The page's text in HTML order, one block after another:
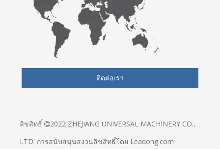
ติดต่อเรา
ลิขสิทธิ์ 2022 ZHEJIANG UNIVERSAL MACHINERY CO.,
LTD. การสนับสนุนสงวนลิขสิทธิ์โดย Leadong.com